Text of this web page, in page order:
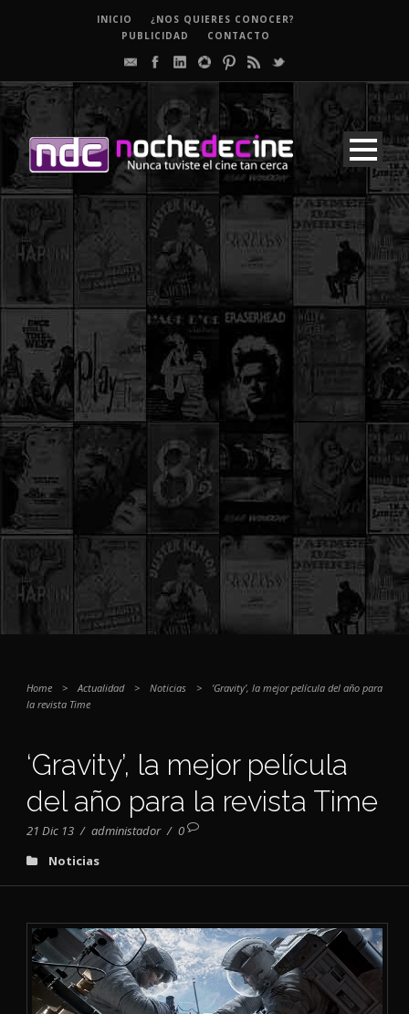
INICIO
¿NOS QUIERES CONOCER?
PUBLICIDAD
CONTACTO
Home > Actualidad > Noticias >
‘Gravity’, la mejor película del año para
la revista Time
‘Gravity’, la mejor película
del año para la revista Time
21 Dic 13 / administador / 0
Noticias